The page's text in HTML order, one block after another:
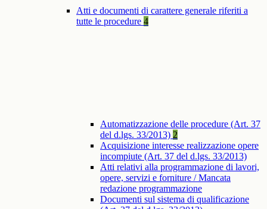
Atti e documenti di carattere generale riferiti a
tutte le procedure 4
Automatizzazione delle procedure (Art. 37
del d.lgs. 33/2013) 2
Acquisizione interesse realizzazione opere
incompiute (Art. 37 del d.lgs. 33/2013)
Atti relativi alla programmazione di lavori,
opere, servizi e forniture / Mancata
redazione programmazione
Documenti sul sistema di qualificazione